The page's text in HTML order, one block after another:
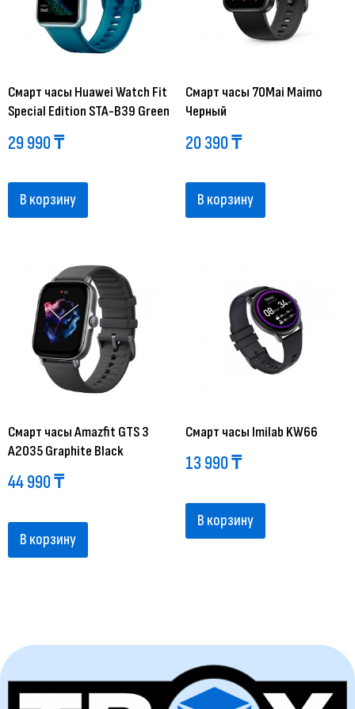
Смарт часы Huawei Watch Fit
Special Edition STA-B39 Green
29 990₸
В корзину
Смарт часы 70Mai Maimo
Черный
20 390₸
В корзину
Смарт часы Amazfit GTS 3
A2035 Graphite Black
44 990₸
В корзину
Смарт часы Imilab KW66
13 990₸
В корзину